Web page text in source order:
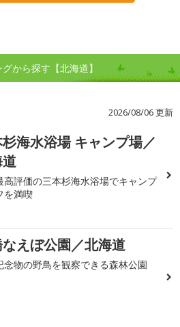
から探す【北海道】
2026/08/06 更新
海水浴場 キャンプ場／
高評価の三本杉海水浴場でキャンプ
を満喫
えぼ公園／北海道
念物の野鳥を観察できる森林公園